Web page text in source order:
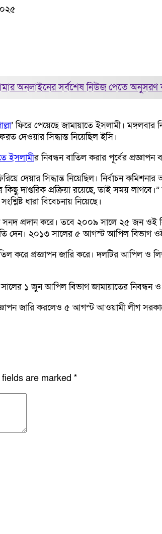
অনলাইনের সর্বশেষ নিউজ পেতে
’ ফিরে পেয়েছে জামায়াতে ইসলামী।
দেওয়ার সিদ্ধান্ত নিয়েছিল ইসি।
ইসলামীর নিবন্ধন বাতিল করার পূর্বের
দেয়ার সিদ্ধান্ত নিয়েছিল। নির্বাচন
কিছু দাপ্তরিক প্রক্রিয়া রয়েছে, তাই সময়
ধারা বিবেচনায় নিয়েছে।
সনদ প্রদান করে। তবে ২০০৯ সালে ২৫ জন ওই
দেন। ২০১৩ সালের ৫ আগস্ট আপিল বিভাগ
করে প্রজ্ঞাপন জারি করে। দলটির
১ জুন আপিল বিভাগ জামায়াতের নিবন্ধন ও
জারি করলেও ৫ আগস্ট আওয়ামী লীগ
are marked *